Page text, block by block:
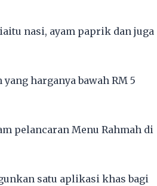
nasi, ayam paprik dan juga
harganya bawah RM 5
pelancaran Menu Rahmah di
satu aplikasi khas bagi